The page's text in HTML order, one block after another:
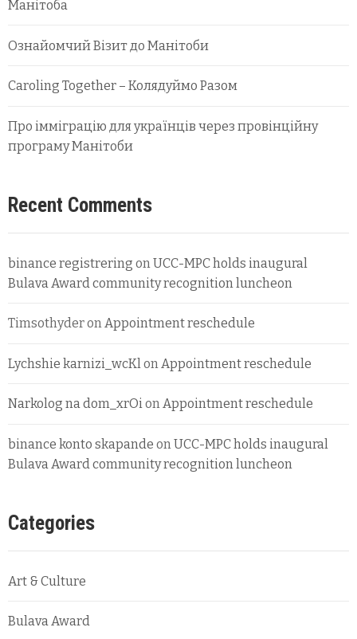
Манітоба
Ознайомчий Візит до Манітоби
Caroling Together – Колядуймо Разом
Про імміграцію для українців через провінційну
програму Манітоби
Recent Comments
binance registrering on UCC-MPC holds inaugural
Bulava Award community recognition luncheon
TimsothyderonAppointment reschedule
Lychshie karnizi_wcKlonAppointment reschedule
Narkolog na dom_xrOionAppointment reschedule
binance konto skapande onUCC-MPC holds inaugural
Bulava Award community recognition luncheon
Categories
Art & Culture
Bulava Award